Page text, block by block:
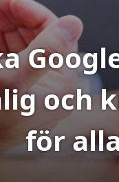
och
för